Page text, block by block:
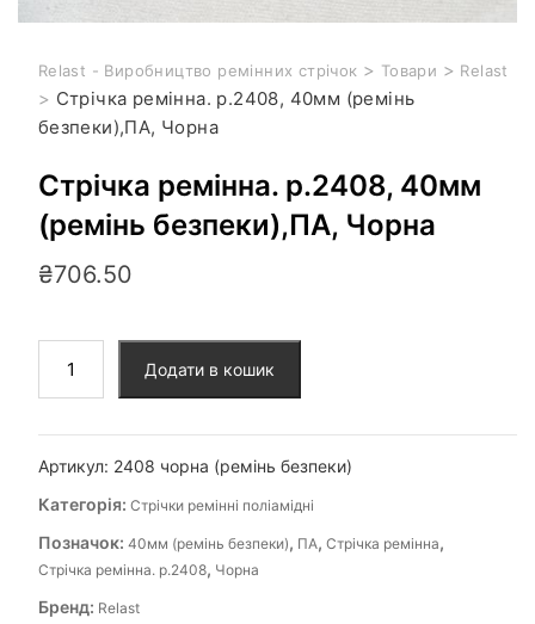
Relast - Виробництво ремінних стрічок > Товари > Relast
> Стрічка ремінна. р.2408, 40мм (ремінь
безпеки),ПА, Чорна
Стрічка ремінна. р.2408, 40мм
(ремінь безпеки),ПА, Чорна
₴706.50
Додати в кошик
Артикул: 2408 чорна (ремінь безпеки)
Категорія: Стрічки ремінні поліамідні
Позначок: 40мм (ремінь безпеки), ПА, Стрічка ремінна,
Стрічка ремінна. р.2408, Чорна
Бренд: Relast